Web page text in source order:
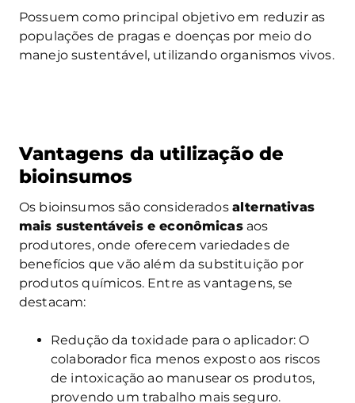
Possuem como principal objetivo em reduzir as
populações de pragas e doenças por meio do
manejo sustentável, utilizando organismos vivos.
Vantagens da utilização de
bioinsumos
Os bioinsumos são considerados alternativas
mais sustentáveis e econômicasaos
produtores, onde oferecem variedades de
benefícios que vão além da substituição por
produtos químicos. Entre as vantagens, se
destacam:
Redução da toxidade para o aplicador: O
colaborador fica menos exposto aos riscos
de intoxicação ao manusear os produtos,
provendo um trabalho mais seguro.